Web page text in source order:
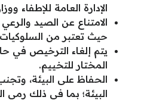
الإدارة العامة للإطفاء
الامتناع عن الصيد
حيث تعتبر من
يتم إلغاء الترخيص في
المختار للتخييم.
الحفاظ على البيئة،
البيئة؛ بما في ذلك رمي